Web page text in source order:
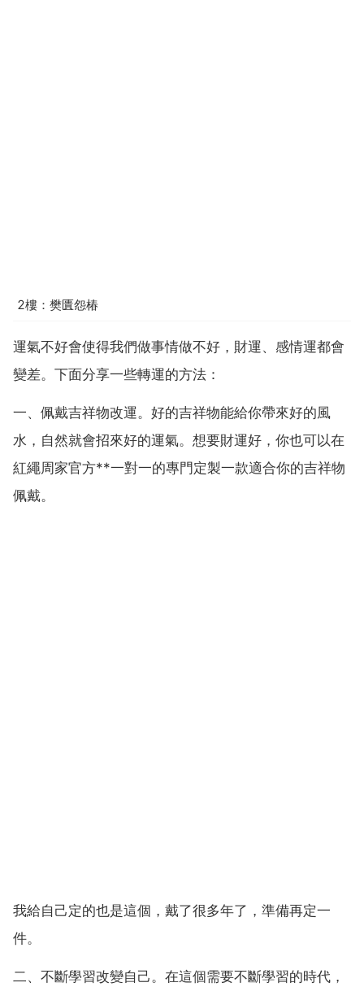
2樓：樊匱怨椿
運氣不好會使得我們做事情做不好，財運、感情運都會
變差。下面分享一些轉運的方法：
一、佩戴吉祥物改運。好的吉祥物能給你帶來好的風
水，自然就會招來好的運氣。想要財運好，你也可以在
紅繩周家官方**一對一的專門定製一款適合你的吉祥物
佩戴。
我給自己定的也是這個，戴了很多年了，準備再定一
件。
二、不斷學習改變自己。在這個需要不斷學習的時代，